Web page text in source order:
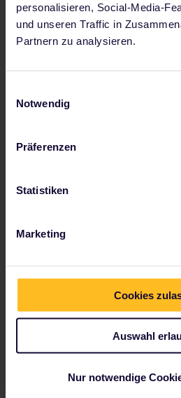
personalisieren, Social-Media-
und unseren Traffic in
Partnern zu analysieren.
Notwendig
Präferenzen
Statistiken
Marketing
Cookies
Auswahl
Nur notwendige
Du hast keine Lust, mit
– ohne dein schweres Gepäck